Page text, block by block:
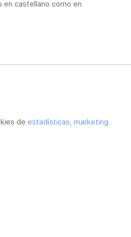
en castellano como en
de estadísticas, marketing